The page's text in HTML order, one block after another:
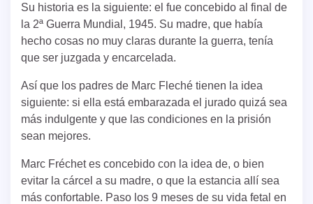
Su historia es la siguiente: el fue concebido al final de
la 2ª Guerra Mundial, 1945. Su madre, que había
hecho cosas no muy claras durante la guerra, tenía
que ser juzgada y encarcelada.
Así que los padres de Marc Fleché tienen la idea
siguiente: si ella está embarazada el jurado quizá sea
más indulgente y que las condiciones en la prisión
sean mejores.
Marc Fréchet es concebido con la idea de, o bien
evitar la cárcel a su madre, o que la estancia allí sea
más confortable. Paso los 9 meses de su vida fetal en